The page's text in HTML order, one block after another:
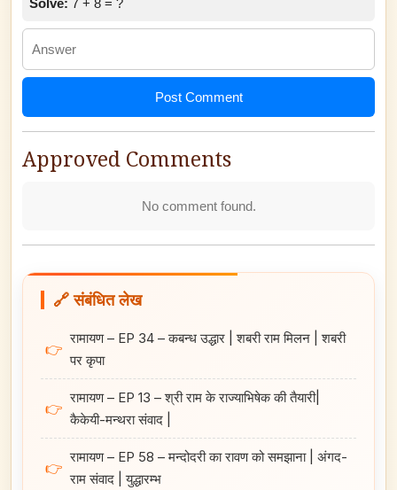
Solve: 7 + 8 = ?
Post Comment
Approved Comments
No comment found.
🔗 संबंधित लेख
👉
रामायण – EP 34 – कबन्ध उद्धार | शबरी राम मिलन | शबरी
पर कृपा
👉
रामायण – EP 13 – श्री राम के राज्याभिषेक की तैयारी|
कैकेयी-मन्थरा संवाद |
👉
रामायण – EP 58 – मन्दोदरी का रावण को समझाना | अंगद-
राम संवाद | युद्धारम्भ